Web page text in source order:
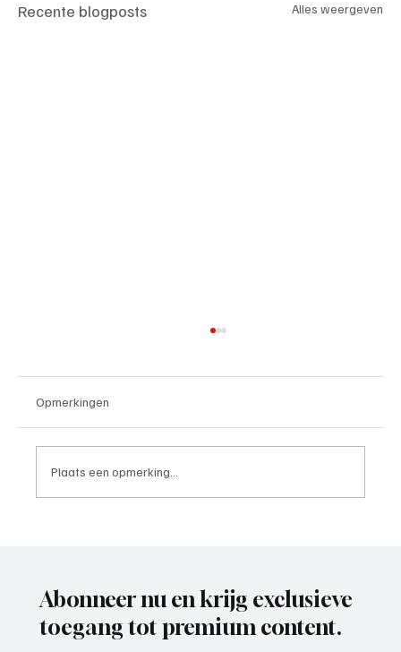
Recente blogposts Alles weergeven
Opmerkingen
Plaats een opmerking...
Abonneer nu en krijg exclusieve
toegang tot premium content.